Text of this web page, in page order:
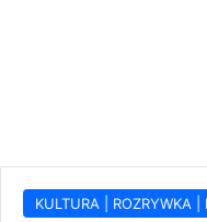
KULTURA | ROZRYWKA |